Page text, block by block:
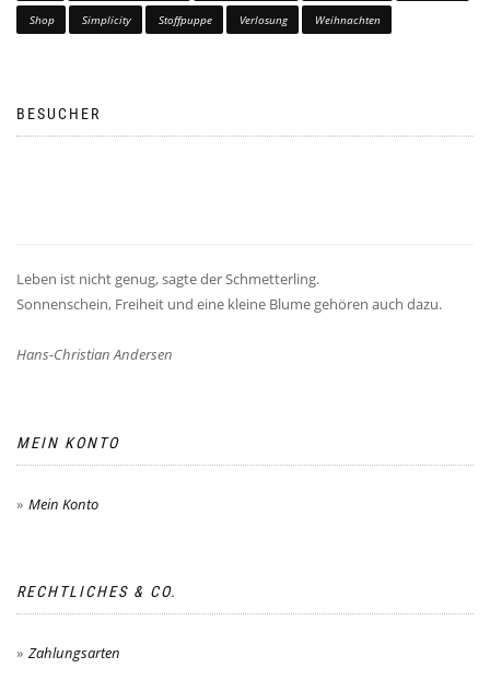
Shop Simplicity Stoffpuppe Verlosung Weihnachten
BESUCHER
Leben ist nicht genug, sagte der Schmetterling.
Sonnenschein, Freiheit und eine kleine Blume gehören auch dazu.
Hans-Christian Andersen
MEIN KONTO
Mein Konto
RECHTLICHES & CO.
Zahlungsarten